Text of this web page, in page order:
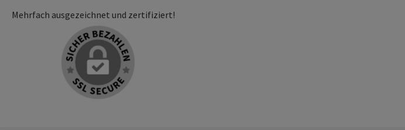
Mehrfach ausgezeichnet und zertifiziert!